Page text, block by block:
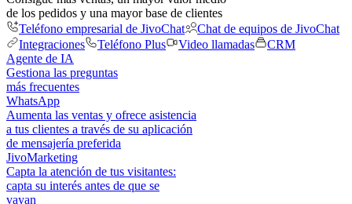
de los pedidos y una mayor base de clientes
Teléfono empresarial de JivoChat
Chat de equipos de JivoChat
Integraciones
Teléfono Plus Video llamadas
CRM
Agente de IA
Gestiona las preguntas
más frecuentes
WhatsApp
Aumenta las ventas y ofrece asistencia
a tus clientes a través de su aplicación
de mensajería preferida
JivoMarketing
Capta la atención de tus visitantes:
capta su interés antes de que se
vayan